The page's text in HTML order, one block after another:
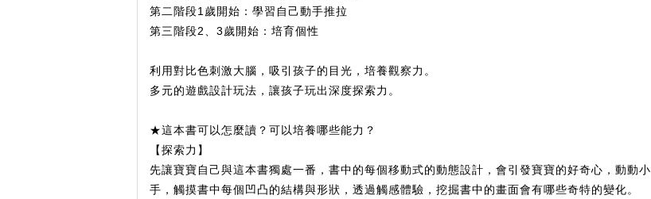
第二階段1歲開始：學習自己動手推拉
第三階段2、3歲開始：培育個性
利用對比色刺激大腦，吸引孩子的目光，培養觀察力。
多元的遊戲設計玩法，讓孩子玩出深度探索力。
★這本書可以怎麼讀 ？ 可以培養哪些能力？
【探索力】
先讓寶寶自己與這本書獨處一番，書中的每個移動式的動態設計，會引發寶寶的好奇心，動動小
手，觸摸書中每個凹凸的結構與形狀，透過觸感體驗，挖掘書中的畫面會有哪些奇特的變化。